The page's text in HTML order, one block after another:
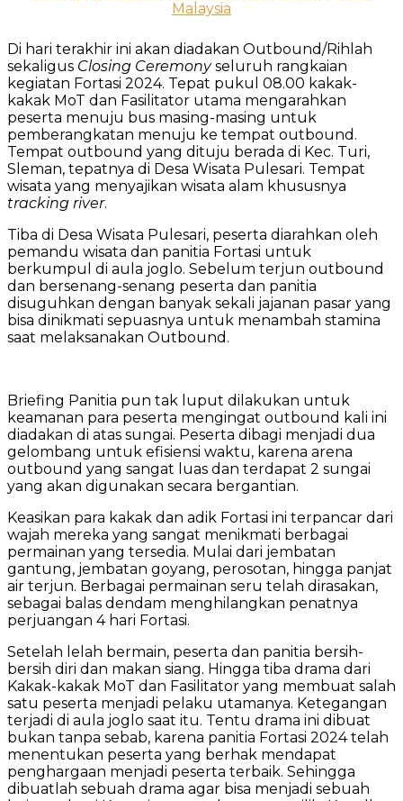
Malaysia
Di hari terakhir ini akan diadakan Outbound/Rihlah
sekaligus Closing Ceremonyseluruh rangkaian
kegiatan Fortasi 2024. Tepat pukul 08.00 kakak-
kakak MoT dan Fasilitator utama mengarahkan
peserta menuju bus masing-masing untuk
pemberangkatan menuju ke tempat outbound.
Tempat outbound yang dituju berada di Kec. Turi,
Sleman, tepatnya di Desa Wisata Pulesari. Tempat
wisata yang menyajikan wisata alam khususnya
tracking river.
Tiba di Desa Wisata Pulesari, peserta diarahkan oleh
pemandu wisata dan panitia Fortasi untuk
berkumpul di aula joglo. Sebelum terjun outbound
dan bersenang-senang peserta dan panitia
disuguhkan dengan banyak sekali jajanan pasar yang
bisa dinikmati sepuasnya untuk menambah stamina
saat melaksanakan Outbound.
Briefing Panitia pun tak luput dilakukan untuk
keamanan para peserta mengingat outbound kali ini
diadakan di atas sungai. Peserta dibagi menjadi dua
gelombang untuk efisiensi waktu, karena arena
outbound yang sangat luas dan terdapat 2 sungai
yang akan digunakan secara bergantian.
Keasikan para kakak dan adik Fortasi ini terpancar dari
wajah mereka yang sangat menikmati berbagai
permainan yang tersedia. Mulai dari jembatan
gantung, jembatan goyang, perosotan, hingga panjat
air terjun. Berbagai permainan seru telah dirasakan,
sebagai balas dendam menghilangkan penatnya
perjuangan 4 hari Fortasi.
Setelah lelah bermain, peserta dan panitia bersih-
bersih diri dan makan siang. Hingga tiba drama dari
Kakak-kakak MoT dan Fasilitator yang membuat salah
satu peserta menjadi pelaku utamanya. Ketegangan
terjadi di aula joglo saat itu. Tentu drama ini dibuat
bukan tanpa sebab, karena panitia Fortasi 2024 telah
menentukan peserta yang berhak mendapat
penghargaan menjadi peserta terbaik. Sehingga
dibuatlah sebuah drama agar bisa menjadi sebuah